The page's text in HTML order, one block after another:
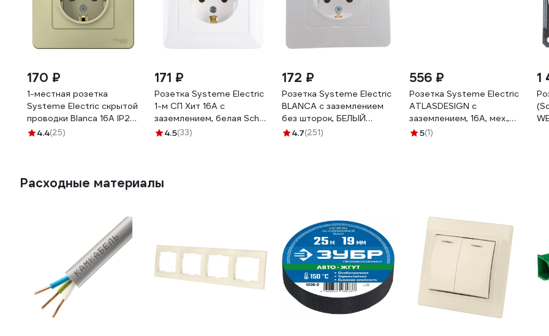
170 ₽
1-местная розетка
Systeme Electric скрытой
проводки Blanca 16А IP20
250В с заземлением без
4.4(25)
171 ₽
Розетка Systeme Electric
1-м СП Хит 16А с
заземлением, белая SchE
RS16-134-B
4.5(33)
172 ₽
Розетка Systeme Electric
BLANCA с заземлением
без шторок, БЕЛЫЙ
BLNRS001011
4.7(251)
556 ₽
Розетка Systeme Electric
ATLASDESIGN с
заземлением, 16А, мех.,
быстрозажим. клем.,
5(1)
1
Расходные материалы